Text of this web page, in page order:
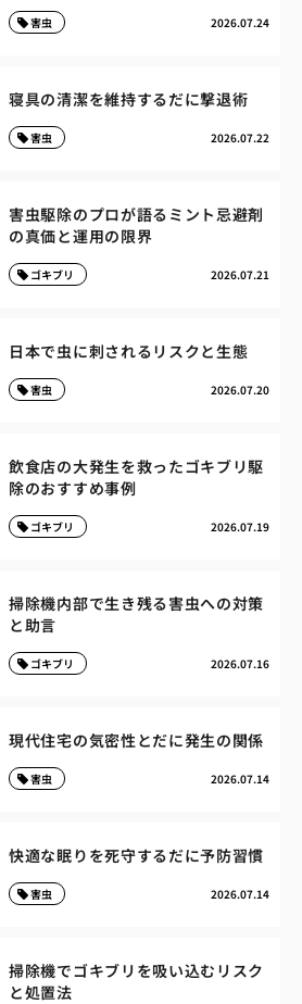
2026.07.24
害虫
寝具の清潔を維持するだに撃退術
2026.07.22
害虫
害虫駆除のプロが語るミント忌避剤
の真価と運用の限界
2026.07.21
ゴキブリ
日本で虫に刺されるリスクと生態
2026.07.20
害虫
飲食店の大発生を救ったゴキブリ駆
除のおすすめ事例
2026.07.19
ゴキブリ
掃除機内部で生き残る害虫への対策
と助言
2026.07.16
ゴキブリ
現代住宅の気密性とだに発生の関係
2026.07.14
害虫
快適な眠りを死守するだに予防習慣
2026.07.14
害虫
掃除機でゴキブリを吸い込むリスク
と処置法